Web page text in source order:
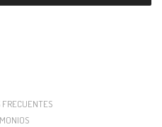
FRECUENTES